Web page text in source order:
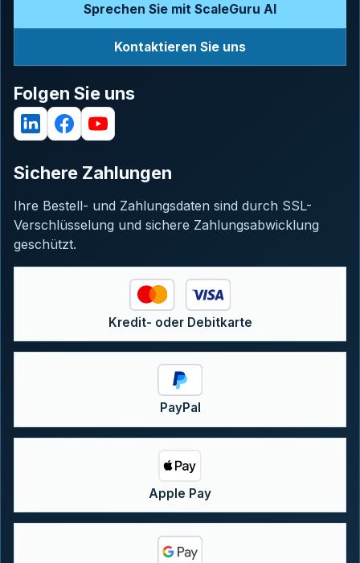
Sprechen Sie mit ScaleGuru AI
Kontaktieren Sie uns
Folgen Sie uns
Sichere Zahlungen
Ihre Bestell- und Zahlungsdaten sind durch SSL-
Verschlüsselung und sichere Zahlungsabwicklung
geschützt.
Kredit- oder Debitkarte
PayPal
Apple Pay